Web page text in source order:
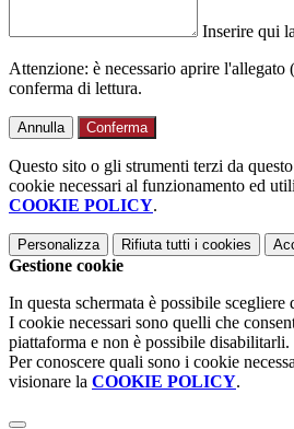
Inserire qui
Attenzione: è necessario aprire l'allegato
conferma di lettura.
Annulla Conferma
Questo sito o gli strumenti terzi da
cookie necessari al funzionamento ed
COOKIE POLICY.
Personalizza Rifiuta tutti i cookies
Gestione cookie
In questa schermata è possibile
I cookie necessari sono quelli che
piattaforma e non è possibile disabilitarli.
Per conoscere quali sono i cookie
visionare la COOKIE POLICY.